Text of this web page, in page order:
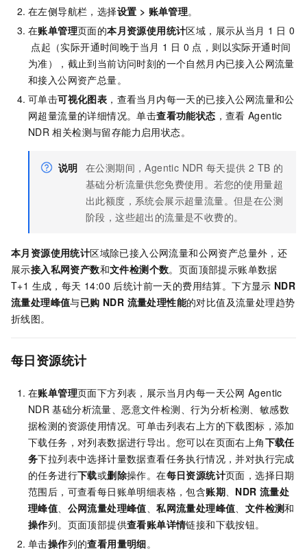
在左侧导航栏，选择设置 > 账单管理。
在账单管理页面的本月资源使用统计区域，展示从当月 1 日 0
点起（实际开通时间晚于当月 1 日 0 点，则以实际开通时间
为准），截止到当前访问时刻的一个自然月内已接入公网流量
和接入公网资产总量。
可单击可视化图表 ，查看当月内每一天的已接入公网流量和公
网超量流量的详细情况。单击查看功能状态 ，查看 Agentic
NDR 相关检测与留存能力启用状态。
说明 在公测期间，Agentic NDR 每天提供 2 TB 的
基础分析流量供您免费使用。若您的使用量超
出此额度，系统会展示超量流量。但是在公测
阶段，这些超出的流量是不收费的。
本月资源使用统计区域除已接入公网流量和公网资产总量外，还
展示接入私网资产数和文件检测个数。页面顶部提示账单数据
T+1 生成，每天 14:00 后统计前一天的费用结算。下方显示 NDR
流量处理峰值与已购 NDR 流量处理性能的对比值及流量处理趋势
折线图。
每日资源统计
在账单管理页面下方列表，展示当月内每一天公网 Agentic
NDR 基础分析流量、恶意文件检测、行为分析检测、敏感数
据检测的资源使用情况。可单击列表右上方的下载图标，添加
下载任务，对列表数据进行导出。您可以在页面右上角下载任
务下拉列表中选择计量数据查看任务执行情况，并对执行完成
的任务进行下载或删除操作。在每日资源统计页面，选择日期
范围后，可查看每日账单明细表格，包含账期 NDR 流量处
理峰值
公网流量处理峰值 、私网流量处理峰值 文件检测和
操作列。页面顶部提供查看账单详情链接和下载按钮。
单击操作列的查看用量明细。